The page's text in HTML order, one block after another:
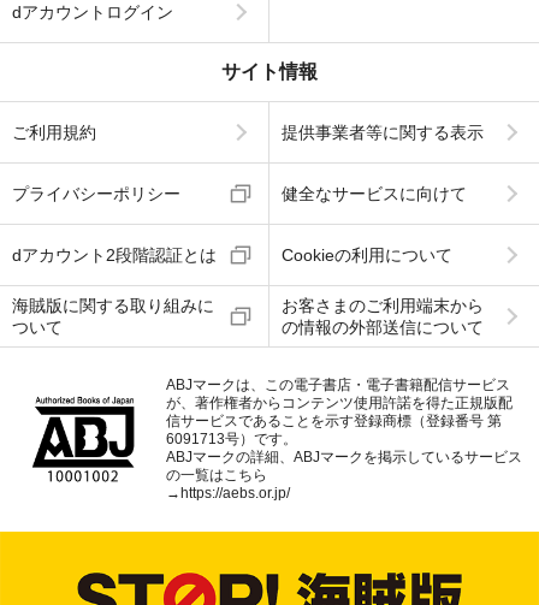
dアカウントログイン
サイト情報
ご利用規約 提供事業者等に関する表示
プライバシーポリシー 健全なサービスに向けて
dアカウント2段階認証とは Cookieの利用について
海賊版に関する取り組みに
ついて
お客さまのご利用端末から
の情報の外部送信について
ABJマークは、この電子書店・電子書籍配信サービス
が、著作権者からコンテンツ使用許諾を得た正規版配
信サービスであることを示す登録商標（登録番号 第
6091713号）です。
ABJマークの詳細、ABJマークを掲示しているサービス
の一覧はこちら
→https://aebs.or.jp/